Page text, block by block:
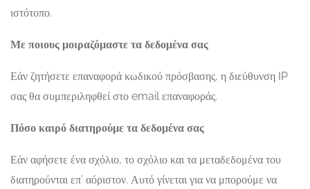
ιστότοπο.
Με ποιους μοιραζόμαστε τα δεδομένα σας
Εάν ζητήσετε επαναφορά κωδικού πρόσβασης, η διεύθυνση IP
σας θα συμπεριληφθεί στο email επαναφοράς.
Πόσο καιρό διατηρούμε τα δεδομένα σας
Εάν αφήσετε ένα σχόλιο, το σχόλιο και τα μεταδεδομένα του
διατηρούνται επ’ αόριστον. Αυτό γίνεται για να μπορούμε να